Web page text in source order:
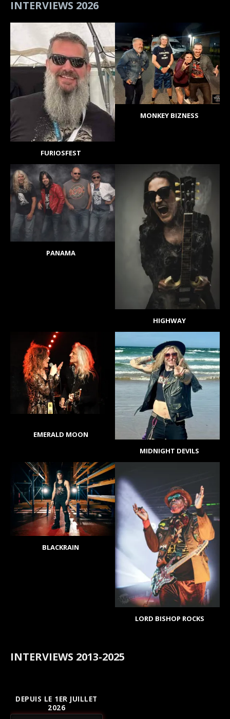
INTERVIEWS 2026
FURIOSFEST
MONKEY BIZNESS
PANAMA
HIGHWAY
EMERALD MOON
MIDNIGHT DEVILS
BLACKRAIN
LORD BISHOP ROCKS
INTERVIEWS 2013-2025
DEPUIS LE 1ER JUILLET
2026